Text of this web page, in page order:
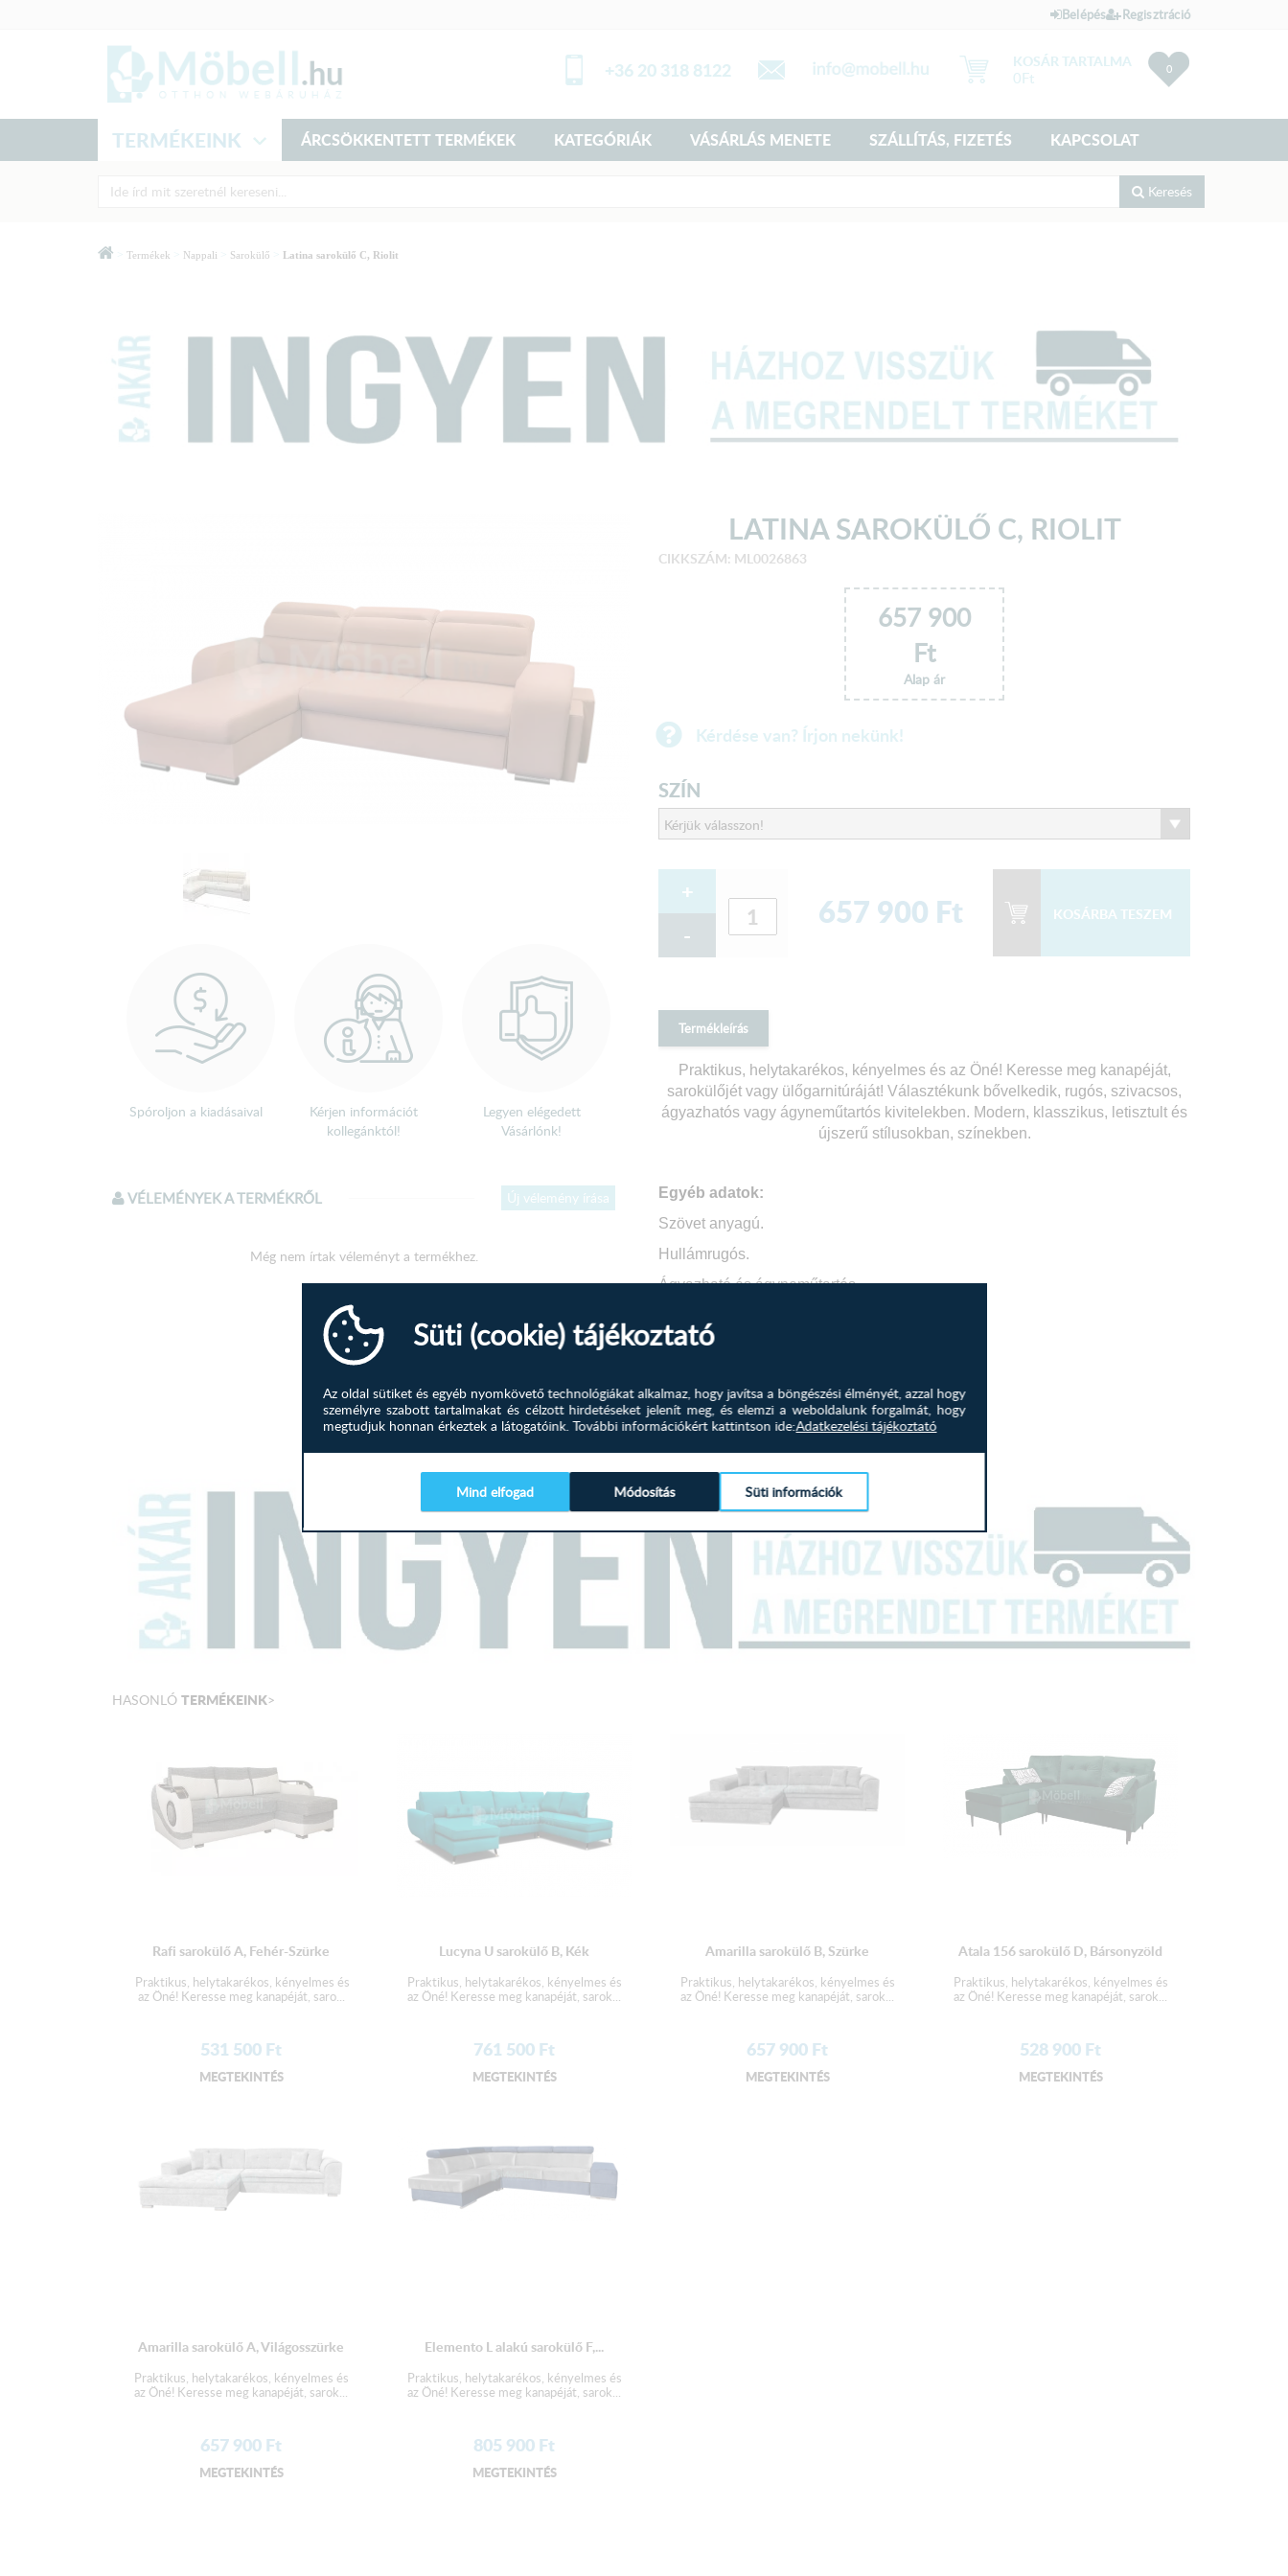
Belépés Regisztráció
0
KOSÁR TARTALMA
0Ft
+36 20 318 8122
TERMÉKEINK ÁRCSÖKKENTETT TERMÉKEK KATEGÓRIÁK VÁSÁRLÁS MENETE SZÁLLÍTÁS, FIZETÉS KAPCSOLAT
Keresés
Termékek Nappali Sarokülő Latina sarokülő C, Riolit
Spóroljon a kiadásaival
Kérjen információt
kollegánktól!
Legyen elégedett
Vásárlónk!
VÉLEMÉNYEK A TERMÉKRŐL Új vélemény írása
Még nem írtak véleményt a termékhez.
LATINA SAROKÜLŐ C, RIOLIT
CIKKSZÁM: ML0026863
657 900
Ft
Alap ár
Kérdése van? Írjon nekünk!
SZÍN
+
-
657 900 Ft
Termékleírás
Praktikus, helytakarékos, kényelmes és az Öné! Keresse meg kanapéját,
sarokülőjét vagy ülőgarnitúráját! Választékunk bővelkedik, rugós, szivacsos,
ágyazhatós vagy ágyneműtartós kivitelekben. Modern, klasszikus, letisztult és
újszerű stílusokban, színekben.
Egyéb adatok:
Szövet anyagú.
Hullámrugós.
Ágyazható és ágyneműtartós.
Magas fekhelyes.
Univerzális állású
Karjában puff található.
Válaszható színek:
Riolit szövet
Méretek:
Külső méret:
276 x 188 cm
Fekvőfelület:213 x 126 cm
A terméket elemekre bontva, csomagolva szállítjuk!
HASONLÓ TERMÉKEINK>
Rafi sarokülő A, Fehér-Szürke
Praktikus, helytakarékos, kényelmes és
az Öné! Keresse meg kanapéját, saro...
531 500Ft
MEGTEKINTÉS
Lucyna U sarokülő B, Kék
Praktikus, helytakarékos, kényelmes és
az Öné! Keresse meg kanapéját, sarok...
761 500Ft
MEGTEKINTÉS
Amarilla sarokülő B, Szürke
Praktikus, helytakarékos, kényelmes és
az Öné! Keresse meg kanapéját, sarok...
657 900Ft
MEGTEKINTÉS
Atala 156 sarokülő D, Bársonyzöld
Praktikus, helytakarékos, kényelmes és
az Öné! Keresse meg kanapéját, sarok...
528 900Ft
MEGTEKINTÉS
Amarilla sarokülő A, Világosszürke
Praktikus, helytakarékos, kényelmes és
az Öné! Keresse meg kanapéját, sarok...
657 900Ft
MEGTEKINTÉS
Elemento L alakú sarokülő F,...
Praktikus, helytakarékos, kényelmes és
az Öné! Keresse meg kanapéját, sarok...
805 900Ft
MEGTEKINTÉS
Süti (cookie) tájékoztató
Az oldal sütiket és egyéb nyomkövető technológiákat alkalmaz, hogy javítsa a böngészési élményét, azzal hogy
személyre szabott tartalmakat és célzott hirdetéseket jelenít meg, és elemzi a weboldalunk forgalmát, hogy
megtudjuk honnan érkeztek a látogatóink. További információkért kattintson ide:Adatkezelési tájékoztató
Mind elfogad Módosítás Süti információk